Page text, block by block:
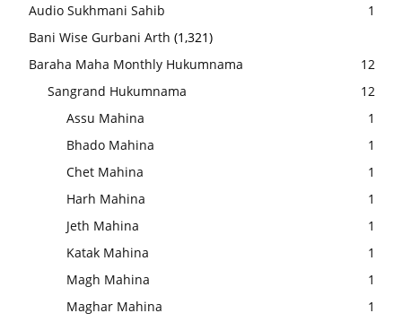
Audio Sukhmani Sahib
1
Bani Wise Gurbani Arth (1,321)
Baraha Maha Monthly Hukumnama
12
Sangrand Hukumnama
12
Assu Mahina
1
Bhado Mahina
1
Chet Mahina
1
Harh Mahina
1
Jeth Mahina
1
Katak Mahina
1
Magh Mahina
1
Maghar Mahina
1